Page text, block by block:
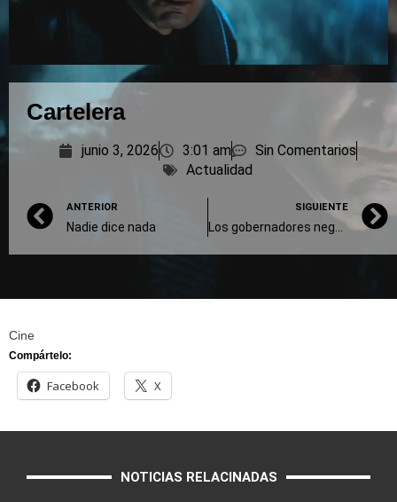
Cartelera
junio 3, 2026 3:01 am
Sin Comentarios
Actualidad
ANTERIOR
Nadie dice nada
SIGUIENTE
Cine
Compártelo:
Facebook X
NOTICIAS RELACINADAS